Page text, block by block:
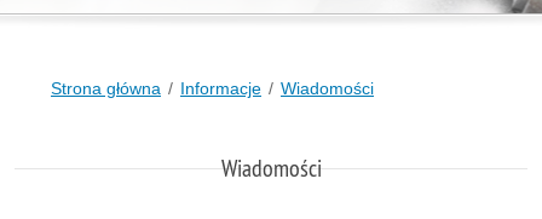
Strona główna Informacje Wiadomości
Wiadomości